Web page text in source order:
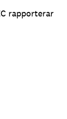
rapporterar